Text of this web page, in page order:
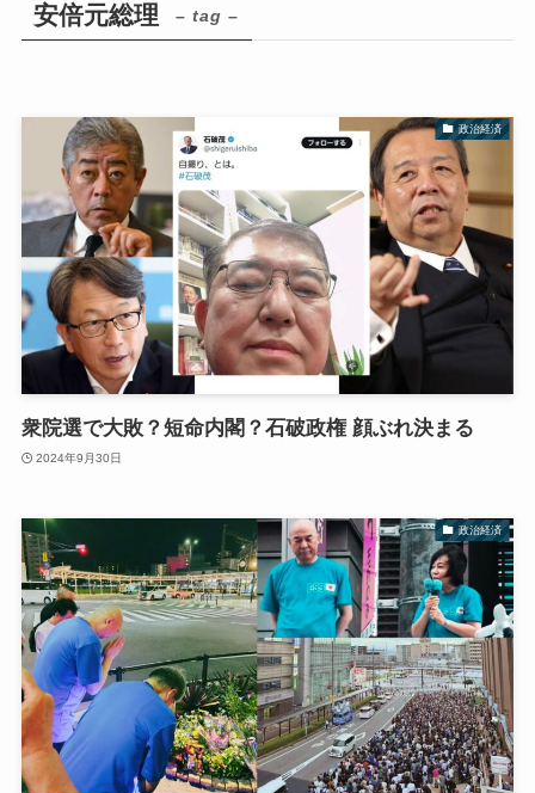
安倍元総理 – tag –
政治経済
衆院選で大敗？短命内閣？石破政権 顔ぶれ決まる
2024年9月30日
政治経済